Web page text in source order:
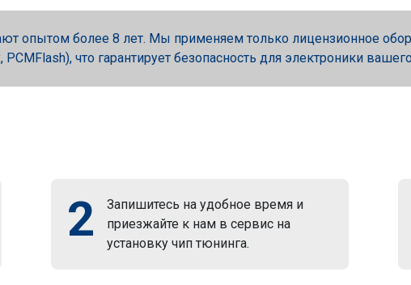
опытом более 8 лет. Мы применяем только лицензионное
что гарантирует безопасность для электроники
2
Запишитесь на удобное время и
приезжайте к нам в сервис на
установку чип тюнинга.